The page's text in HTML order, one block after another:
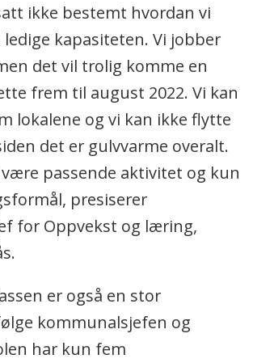
ikke bestemt hvordan vi
ledige kapasiteten. Vi jobber
det vil trolig komme en
frem til august 2022. Vi kan
lokalene og vi kan ikke flytte
det er gulvvarme overalt.
passende aktivitet og kun
presiserer
for Oppvekst og læring,
er også en stor
kommunalsjefen og
har kun fem